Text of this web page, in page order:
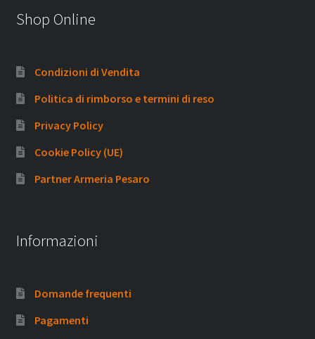
Shop Online
Condizioni di Vendita
Politica di rimborso e termini di reso
Privacy Policy
Cookie Policy (UE)
Partner Armeria Pesaro
Informazioni
Domande frequenti
Pagamenti